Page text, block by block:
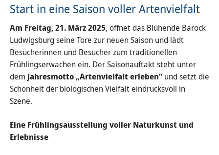
Start in eine Saison voller Artenvielfalt
Am Freitag, 21. März 2025, öffnet das Blühende Barock
Ludwigsburg seine Tore zur neuen Saison und lädt
Besucherinnen und Besucher zum traditionellen
Frühlingserwachen ein. Der Saisonauftakt steht unter
dem Jahresmotto „Artenvielfalt erleben“ und setzt die
Schönheit der biologischen Vielfalt eindrucksvoll in
Szene.
Eine Frühlingsausstellung voller Naturkunst und
Erlebnisse